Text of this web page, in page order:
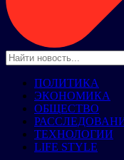
ПОЛИТИКА
ЭКОНОМИКА
ОБЩЕСТВО
ТЕХНОЛОГИИ
LIFE STYLE